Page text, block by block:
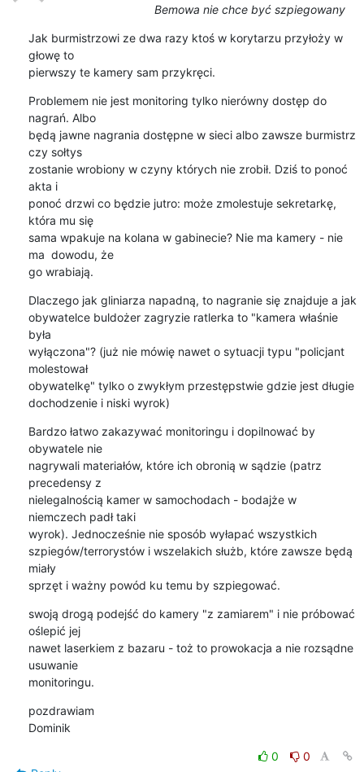
Bemowa nie chce być szpiegowany
Jak burmistrzowi ze dwa razy ktoś w korytarzu przyłoży w
głowę to
pierwszy te kamery sam przykręci.
Problemem nie jest monitoring tylko nierówny dostęp do
nagrań. Albo
będą jawne nagrania dostępne w sieci albo zawsze burmistrz
czy sołtys
zostanie wrobiony w czyny których nie zrobił. Dziś to ponoć
akta i
ponoć drzwi co będzie jutro: może zmolestuje sekretarkę,
która mu się
sama wpakuje na kolana w gabinecie? Nie ma kamery - nie
ma  dowodu, że
go wrabiają.
Dlaczego jak gliniarza napadną, to nagranie się znajduje a jak
obywatelce buldożer zagryzie ratlerka to "kamera właśnie
była
wyłączona"? (już nie mówię nawet o sytuacji typu "policjant
molestował
obywatelkę" tylko o zwykłym przestępstwie gdzie jest długie
dochodzenie i niski wyrok)
Bardzo łatwo zakazywać monitoringu i dopilnować by
obywatele nie
nagrywali materiałów, które ich obronią w sądzie (patrz
precedensy z
nielegalnością kamer w samochodach - bodajże w
niemczech padł taki
wyrok). Jednocześnie nie sposób wyłapać wszystkich
szpiegów/terrorystów i wszelakich służb, które zawsze będą
miały
sprzęt i ważny powód ku temu by szpiegować.
swoją drogą podejść do kamery "z zamiarem" i nie próbować
oślepić jej
nawet laserkiem z bazaru - toż to prowokacja a nie rozsądne
usuwanie
monitoringu.
pozdrawiam
Dominik
0
0